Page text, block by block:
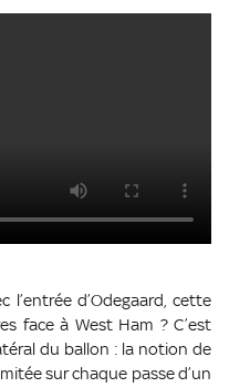
l’entrée d’Odegaard, cette
face à West Ham ? C’est
du ballon : la notion de
sur chaque passe d’un